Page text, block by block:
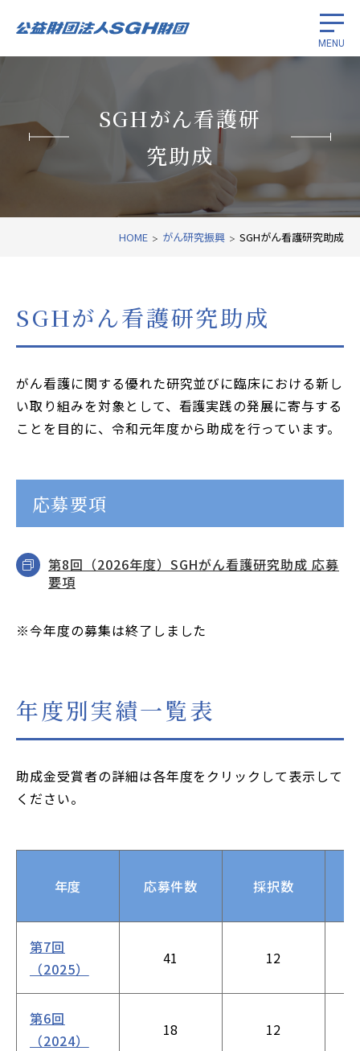
MENU
がん研究振興
国際経済協力
本サイトのご利用について
SGHがん看護研
究助成
HOME がん研究振興 SGHがん看護研究助成
SGHがん看護研究助成
がん看護に関する優れた研究並びに臨床における新し
い取り組みを対象として、看護実践の発展に寄与する
ことを目的に、令和元年度から助成を行っています。
応募要項
第8回（2026年度）SGHがん看護研究助成 応募
要項
※今年度の募集は終了しました
年度別実績一覧表
助成金受賞者の詳細は各年度をクリックして表示して
ください。
年度 応募件数 採択数
第7回
（2025）
41 12
第6回
（2024）
18 12